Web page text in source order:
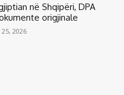
në Shqipëri, DPA
origjinale
25, 2026